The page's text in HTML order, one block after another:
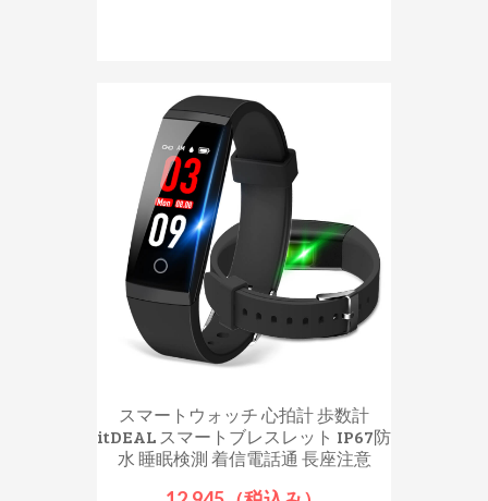
スマートウォッチ 心拍計 歩数計
itDEAL スマートブレスレット IP67防
水 睡眠検測 着信電話通 長座注意